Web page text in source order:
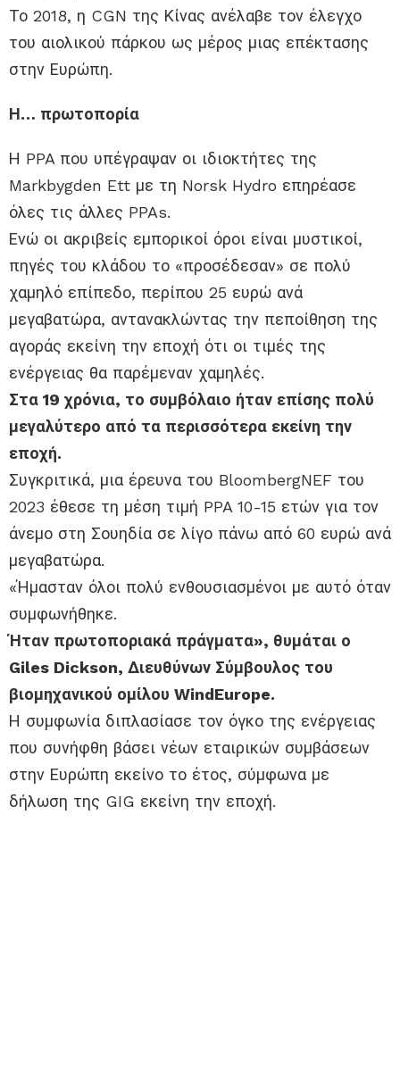
Το 2018, η CGN της Κίνας ανέλαβε τον έλεγχο
του αιολικού πάρκου ως μέρος μιας επέκτασης
στην Ευρώπη.
Η… πρωτοπορία
Η PPA που υπέγραψαν οι ιδιοκτήτες της
Markbygden Ett με τη Norsk Hydro επηρέασε
όλες τις άλλες PPAs.
Ενώ οι ακριβείς εμπορικοί όροι είναι μυστικοί,
πηγές του κλάδου το «προσέδεσαν» σε πολύ
χαμηλό επίπεδο, περίπου 25 ευρώ ανά
μεγαβατώρα, αντανακλώντας την πεποίθηση της
αγοράς εκείνη την εποχή ότι οι τιμές της
ενέργειας θα παρέμεναν χαμηλές.
Στα 19 χρόνια, το συμβόλαιο ήταν επίσης πολύ
μεγαλύτερο από τα περισσότερα εκείνη την
εποχή.
Συγκριτικά, μια έρευνα του BloombergNEF του
2023 έθεσε τη μέση τιμή PPA 10-15 ετών για τον
άνεμο στη Σουηδία σε λίγο πάνω από 60 ευρώ ανά
μεγαβατώρα.
«Ήμασταν όλοι πολύ ενθουσιασμένοι με αυτό όταν
συμφωνήθηκε.
Ήταν πρωτοποριακά πράγματα», θυμάται ο
Giles Dickson, Διευθύνων Σύμβουλος του
βιομηχανικού ομίλου WindEurope.
Η συμφωνία διπλασίασε τον όγκο της ενέργειας
που συνήφθη βάσει νέων εταιρικών συμβάσεων
στην Ευρώπη εκείνο το έτος, σύμφωνα με
δήλωση της GIG εκείνη την εποχή.